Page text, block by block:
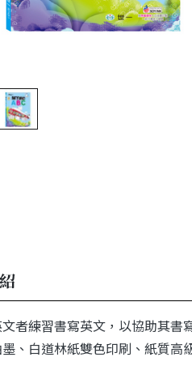
者練習書寫英文，以協助其書
、白道林紙雙色印刷、紙質高